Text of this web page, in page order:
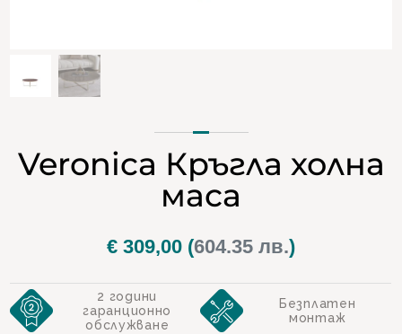
Veronica Кръгла холна
маса
€ 309,00 (604.35 лв.)
2 години
гаранционно
обслужване
Безплатен
монтаж